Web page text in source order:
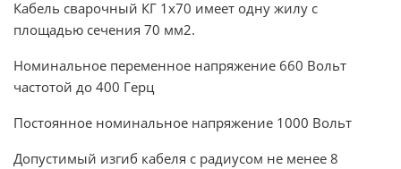
Кабель сварочный КГ 1х70 имеет одну жилу с
площадью сечения 70 мм2.
Номинальное переменное напряжение 660 Вольт
частотой до 400 Герц
Постоянное номинальное напряжение 1000 Вольт
Допустимый изгиб кабеля с радиусом не менее 8